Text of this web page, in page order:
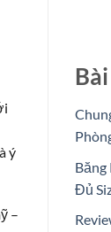
ý
–
Băng
Đủ